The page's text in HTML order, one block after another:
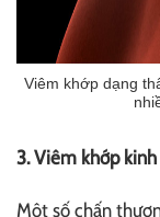
Viêm khớp dạng
3. Viêm khớp
Một số chấn